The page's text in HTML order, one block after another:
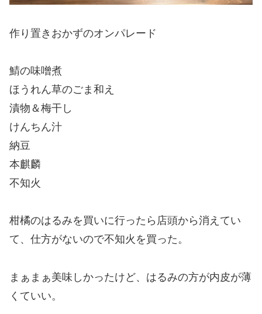
作り置きおかずのオンパレード
鯖の味噌煮
ほうれん草のごま和え
漬物＆梅干し
けんちん汁
納豆
本麒麟
不知火
柑橘のはるみを買いに行ったら店頭から消えてい
て、仕方がないので不知火を買った。
まぁまぁ美味しかったけど、はるみの方が内皮が薄
くていい。